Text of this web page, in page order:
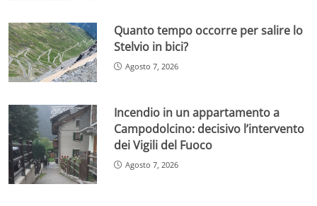
Quanto tempo occorre per salire lo
Stelvio in bici?
Agosto 7, 2026
Incendio in un appartamento a
Campodolcino: decisivo l’intervento
dei Vigili del Fuoco
Agosto 7, 2026